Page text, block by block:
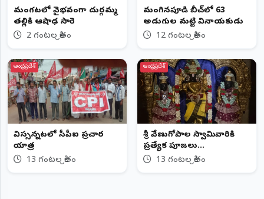
మంగపేటలో వైభవంగా దుర్గమ్మ
తల్లికి ఆషాఢ సారె
2 గంటల క్రితం
మంగినపూడి బీచ్‌లో 63
అడుగుల మట్టి వినాయకుడు
12 గంటల క్రితం
ఆంధ్రప్రదేశ్
విస్సన్నపేటలో సీపీఐ ప్రచార
యాత్ర
13 గంటల క్రితం
ఆంధ్రప్రదేశ్
శ్రీ వేణుగోపాల స్వామివారికి
ప్రత్యేక పూజలు...
13 గంటల క్రితం